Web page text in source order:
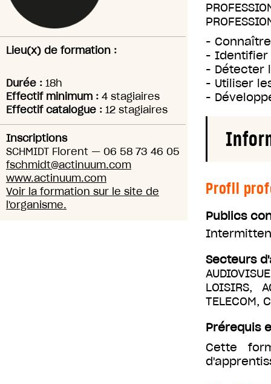
Lieu(x) de formation :
Durée : 18h
Effectif minimum : 4 stagiaires
Effectif catalogue : 12 stagiaires
Inscriptions
SCHMIDT Florent — 06 58 73 46 05
fschmidt@actinuum.com
www.actinuum.com
Voir la formation sur le site de
l'organisme.
-
- Identifier
- Détecter
- Utiliser
-
Profil
Publics
Secteurs
LOISIRS,
TELECOM,
Prérequis
Cette